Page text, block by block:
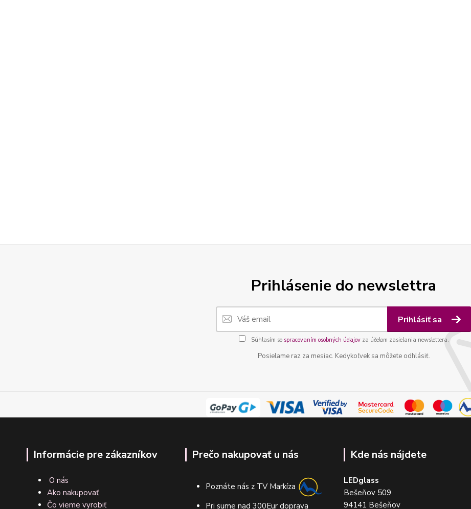
Prihlásenie do newslettra
Prihlásiť sa
Súhlasím so spracovaním osobných údajovza účelom zasielania newslettera.
Posielame raz za mesiac. Kedykoľvek sa môžete odhlásiť.
Informácie pre zákazníkov
O nás
Ako nakupovať
Čo vieme vyrobiť
Prečo nakupovať u nás
Poznáte nás z TV Markíza
Pri sume nad 300Eur doprava
Kde nás nájdete
LEDglass
Bešeňov 509
94141 Bešeňov